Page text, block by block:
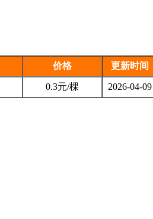
价格 更新时间
0.3元/棵
2026-04-09